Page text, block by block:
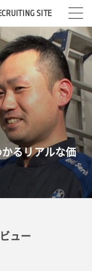
SITE
るリアルな価
ュー